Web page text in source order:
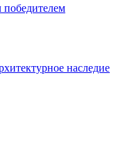
победителем
наследие